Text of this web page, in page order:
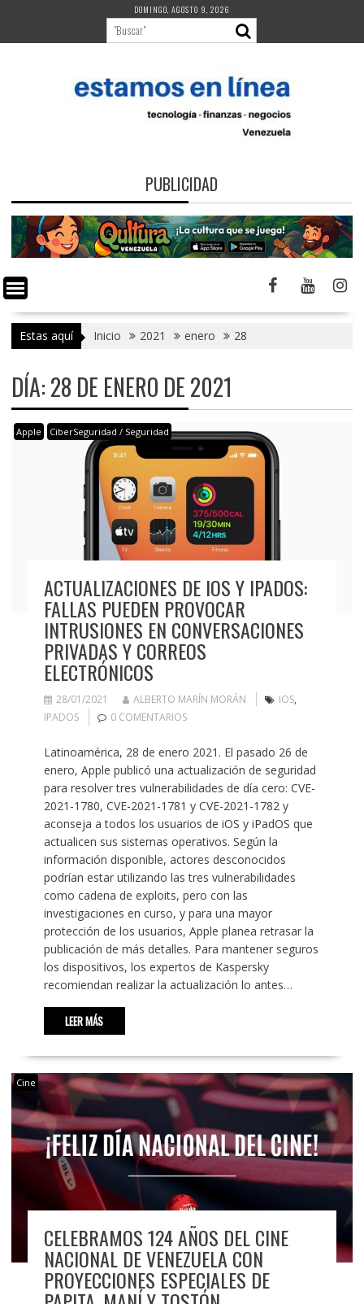
contenido
DOMINGO, AGOSTO 9, 2026
PUBLICIDAD
Estas aquí Inicio 2021 enero 28
DÍA:28 DE ENERO DE 2021
Apple CiberSeguridad / Seguridad
ACTUALIZACIONES DE IOS Y IPADOS:
FALLAS PUEDEN PROVOCAR
INTRUSIONES EN CONVERSACIONES
PRIVADAS Y CORREOS
ELECTRÓNICOS
28/01/2021 ALBERTO MARÍN MORÁN IOS,
IPADOS
0 COMENTARIOS
Latinoamérica, 28 de enero 2021. El pasado 26 de
enero, Apple publicó una actualización de seguridad
para resolver tres vulnerabilidades de día cero: CVE-
2021-1780, CVE-2021-1781 y CVE-2021-1782 y
aconseja a todos los usuarios de iOS y iPadOS que
actualicen sus sistemas operativos. Según la
información disponible, actores desconocidos
podrían estar utilizando las tres vulnerabilidades
como cadena de exploits, pero con las
investigaciones en curso, y para una mayor
protección de los usuarios, Apple planea retrasar la
publicación de más detalles. Para mantener seguros
los dispositivos, los expertos de Kaspersky
recomiendan realizar la actualización lo antes…
LEER MÁS
Cine
CELEBRAMOS 124 AÑOS DEL CINE
NACIONAL DE VENEZUELA CON
PROYECCIONES ESPECIALES DE